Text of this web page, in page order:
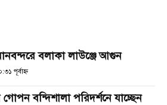
বলাকা লাউঞ্জে আগুন
পূর্বাহ্ণ
বন্দিশালা পরিদর্শনে যাচ্ছেন